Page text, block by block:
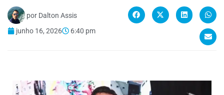
por Dalton Assis
junho 16, 2026
6:40 pm